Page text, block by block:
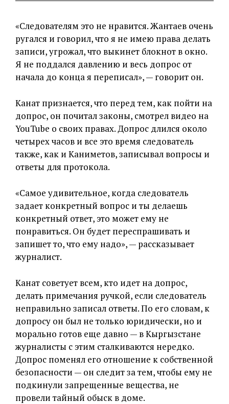
«Следователям это не нравится. Жантаев очень
ругался и говорил, что я не имею права делать
записи, угрожал, что выкинет блокнот в окно.
Я не поддался давлению и весь допрос от
начала до конца я переписал», — говорит он.
Канат признается, что перед тем, как пойти на
допрос, он почитал законы, смотрел видео на
YouTube о своих правах. Допрос длился около
четырех часов и все это время следователь
также, как и Каниметов, записывал вопросы и
ответы для протокола.
«Самое удивительное, когда следователь
задает конкретный вопрос и ты делаешь
конкретный ответ, это может ему не
понравиться. Он будет переспрашивать и
запишет то, что ему надо», — рассказывает
журналист.
Канат советует всем, кто идет на допрос,
делать примечания ручкой, если следователь
неправильно записал ответы. По его словам, к
допросу он был не только юридически, но и
морально готов еще давно — в Кыргызстане
журналисты с этим сталкиваются нередко.
Допрос поменял его отношение к собственной
безопасности — он следит за тем, чтобы ему не
подкинули запрещенные вещества, не
провели тайный обыск в доме.